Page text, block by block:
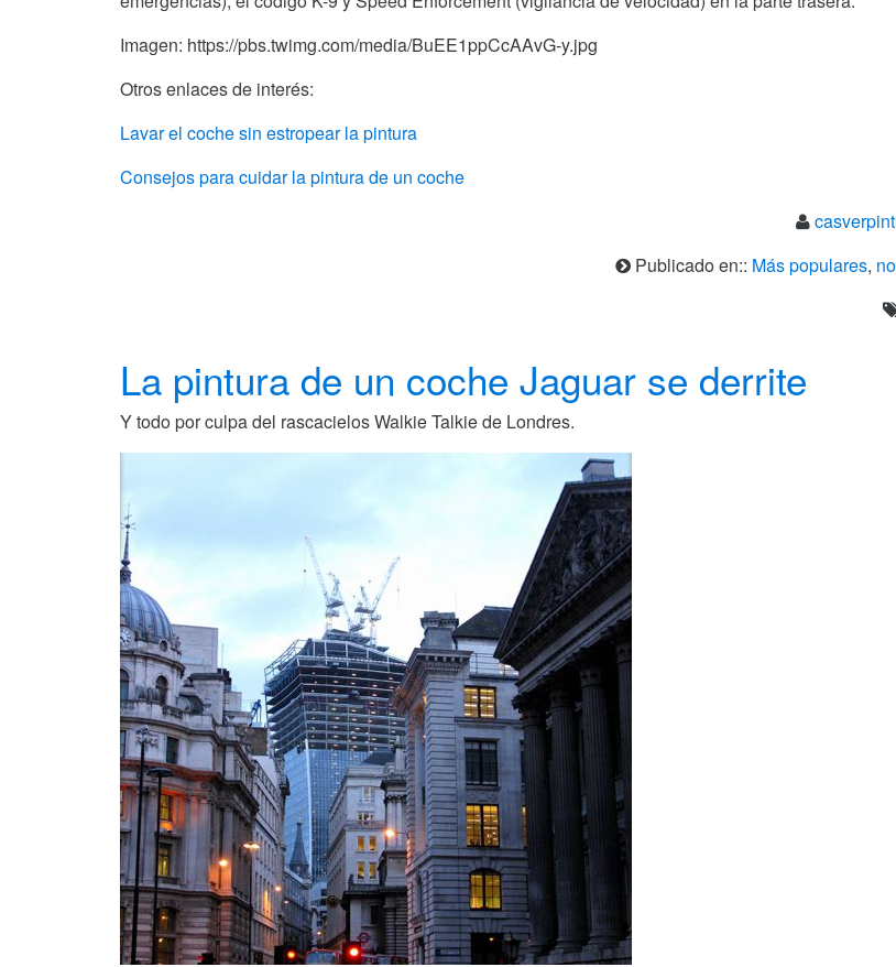
Imagen: https://pbs.twimg.com/media/BuEE1ppCcAAvG-y.jpg
Otros enlaces de interés:
Lavar el coche sin estropear la pintura
Consejos para cuidar la pintura de un coche
Publicado en:: Más populares,
La pintura de un coche Jaguar se derrite
Y todo por culpa del rascacielos Walkie Talkie de Londres.